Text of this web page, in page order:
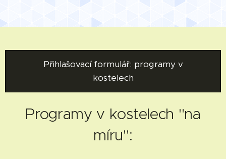
Přihlašovací formulář: programy v
kostelech
Programy v kostelech "na
míru":